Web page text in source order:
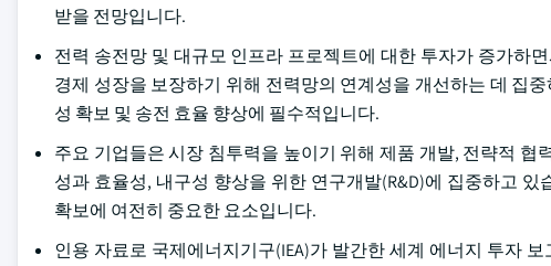
받을 전망입니다.
전력 송전망 및 대규모 인프라 프로젝트에 대한 투자가 증가하
경제 성장을 보장하기 위해 전력망의 연계성을 개선하는 데 집
성 확보 및 송전 효율 향상에 필수적입니다.
주요 기업들은 시장 침투력을 높이기 위해 제품 개발, 전략적
성과 효율성, 내구성 향상을 위한 연구개발(R&D)에 집중하고
확보에 여전히 중요한 요소입니다.
인용 자료로 국제에너지기구(IEA)가 발간한 세계 에너지 투자